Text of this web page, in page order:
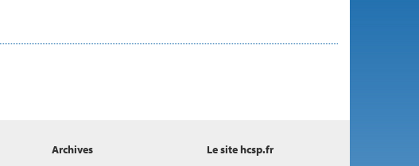
Archives Le site hcsp.fr